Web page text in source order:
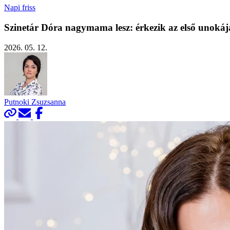
Napi friss
Szinetár Dóra nagymama lesz: érkezik az első
2026. 05. 12.
Putnoki Zsuzsanna